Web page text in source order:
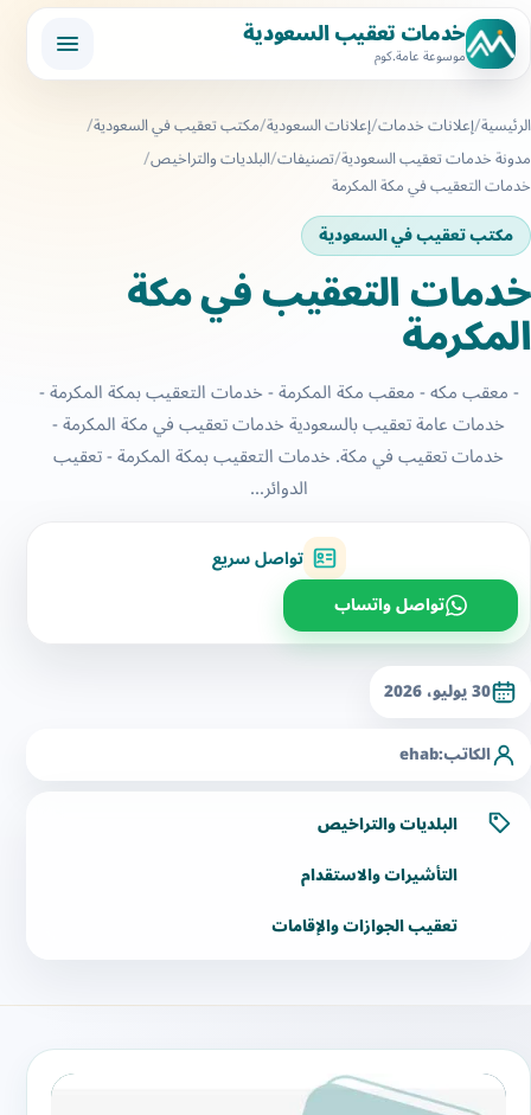
خدمات تعقيب السعودية
موسوعة عامة.كوم
الرئيسية إعلانات خدمات إعلانات السعودية مكتب تعقيب في السعودية
مدونة خدمات تعقيب السعودية تصنيفات البلديات والتراخيص
خدمات التعقيب في مكة المكرمة
مكتب تعقيب في السعودية
خدمات التعقيب في مكة
المكرمة
- معقب مكه - معقب مكة المكرمة - خدمات التعقيب بمكة المكرمة -
خدمات عامة تعقيب بالسعودية خدمات تعقيب في مكة المكرمة -
خدمات تعقيب في مكة. خدمات التعقيب بمكة المكرمة - تعقيب
الدوائر...
تواصل سريع
تواصل واتساب
30 يوليو، 2026
الكاتب:ehab
البلديات والتراخيص
التأشيرات والاستقدام
تعقيب الجوازات والإقامات